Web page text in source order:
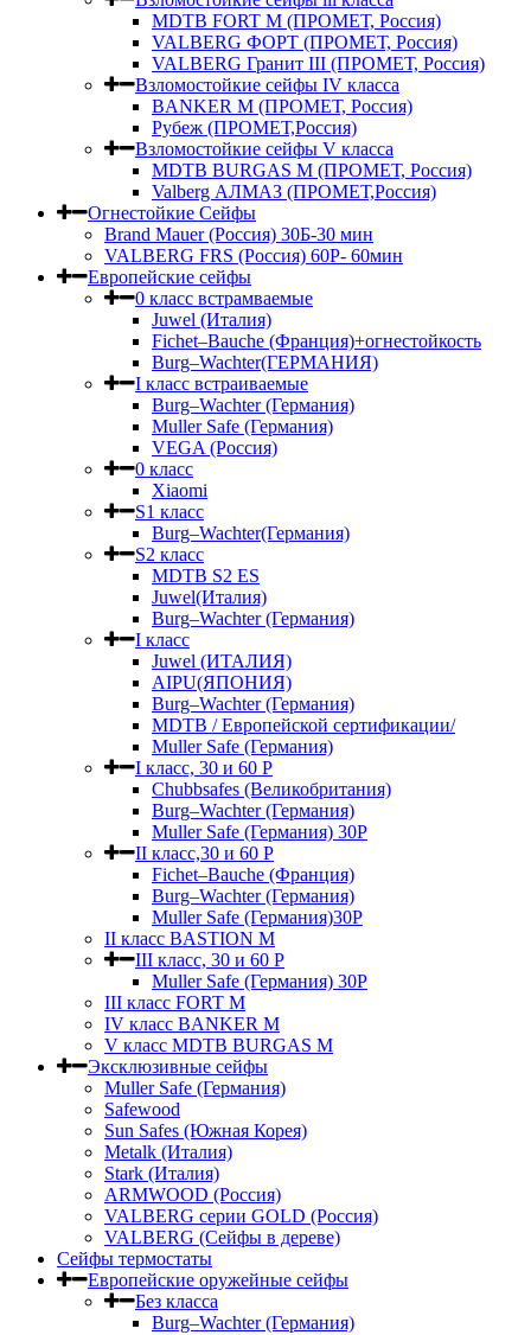
MDTB FORT M (ПРОМЕТ, Россия)
VALBERG ФОРТ (ПРОМЕТ, Россия)
VALBERG Гранит III (ПРОМЕТ, Россия)
Взломостойкие сейфы IV класса
BANKER M (ПРОМЕТ, Россия)
Рубеж (ПРОМЕТ,Россия)
Взломостойкие сейфы V класса
MDTB BURGAS M (ПРОМЕТ, Россия)
Valberg АЛМАЗ (ПРОМЕТ,Россия)
Огнестойкие Сейфы
Brand Mauer (Россия) 30Б-30 мин
VALBERG FRS (Россия) 60Р- 60мин
Европейские сейфы
0 класс встрамваемые
Juwel (Италия)
Fichet–Bauche (Франция)+огнестойкость
Burg–Wachter(ГЕРМАНИЯ)
I класс встраиваемые
Burg–Wachter (Германия)
Muller Safe (Германия)
VEGA (Россия)
0 класс
Xiaomi
S1 класс
Burg–Wachter(Германия)
S2 класс
MDTB S2 ES
Juwel(Италия)
Burg–Wachter (Германия)
I класс
Juwel (ИТАЛИЯ)
AIPU(ЯПОНИЯ)
Burg–Wachter (Германия)
MDTB / Европейской сертификации/
Muller Safe (Германия)
I класс, 30 и 60 P
Chubbsafes (Великобритания)
Burg–Wachter (Германия)
Muller Safe (Германия) 30Р
II класс,30 и 60 P
Fichet–Bauche (Франция)
Burg–Wachter (Германия)
Muller Safe (Германия)30P
II класс BASTION M
III класс, 30 и 60 P
Muller Safe (Германия) 30Р
III класс FORT M
IV класс BANKER M
V класс МDTB BURGAS M
Эксклюзивные сейфы
Muller Safe (Германия)
Safewood
Sun Safes (Южная Корея)
Metalk (Италия)
Stark (Италия)
ARMWOOD (Россия)
VALBERG серии GOLD (Россия)
VALBERG (Сейфы в дереве)
Сейфы термостаты
Европейские оружейные сейфы
Без класса
Burg–Wachter (Германия)